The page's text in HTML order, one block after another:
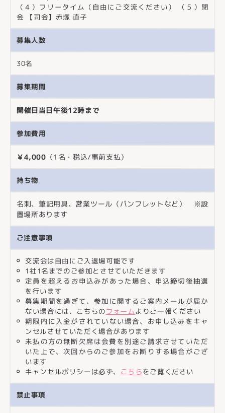
（４）フリータイム（自由にご交流ください） （５）閉
会 【司会】赤塚 直子
募集人数
30名
募集期間
開催日当日午後12時まで
参加費用
￥4,000 （1名・税込/事前支払）
持ち物
名刺、筆記用具、営業ツール（パンフレットなど） ※設
置場所あります
ご注意事項
交流会は自由にご入退場可能です
1社1名までのご参加とさせていただきます
定員を超えるお申込みがあった場合、申込締切後抽選
を行います
募集期間を過ぎて、参加に関するご案内メールが届か
ない場合には、こちらのフォームよりご一報ください
期限内に入金がされていない場合、お申し込みをキャ
ンセルさせていただく場合があります
未払の方の無断欠席は会費を別途ご請求させていただ
いた上で、次回からのご参加をお断りする場合がござ
います
キャンセルポリシーは必ず、 こちらをご覧ください
禁止事項